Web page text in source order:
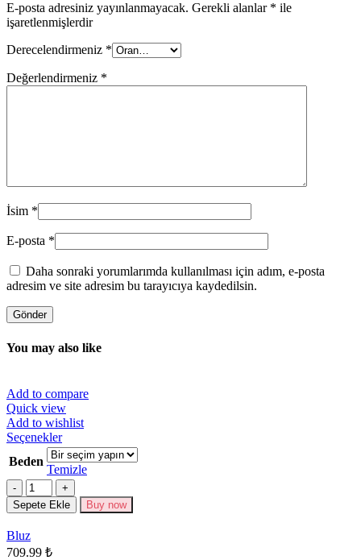
E-posta adresiniz yayınlanmayacak. Gerekli alanlar * ile
işaretlenmişlerdir
Derecelendirmeniz *
Değerlendirmeniz *
İsim *
E-posta *
Daha sonraki yorumlarımda kullanılması için adım, e-posta
adresim ve site adresim bu tarayıcıya kaydedilsin.
You may also like
Add to compare
Quick view
Add to wishlist
SeçeneklerBu
ürünün
birden
fazla
varyasyonu
var.
Beden
Temizle
Miktar
Sepete Ekle Buy now
Bluz
709.99 ₺